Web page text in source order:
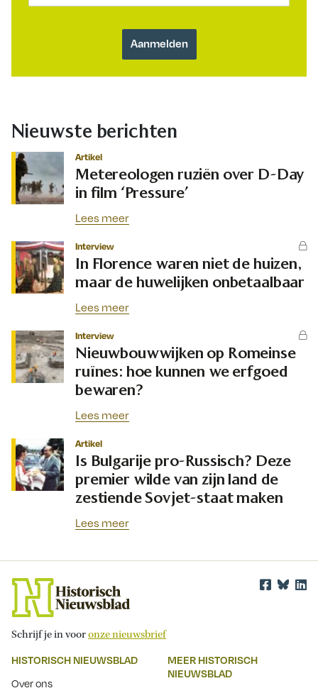
Nieuwste berichten
Artikel
Metereologen ruziën over D-Day
in film ‘Pressure’
Lees meer
Interview
In Florence waren niet de huizen,
maar de huwelijken onbetaalbaar
Lees meer
Interview
Nieuwbouwwijken op Romeinse
ruïnes: hoe kunnen we erfgoed
bewaren?
Lees meer
Artikel
Is Bulgarije pro-Russisch? Deze
premier wilde van zijn land de
zestiende Sovjet-staat maken
Lees meer
Schrijf je in vooronze nieuwsbrief
HISTORISCH NIEUWSBLAD
Over ons
MEER HISTORISCH
NIEUWSBLAD